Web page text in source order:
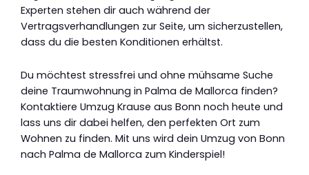
Experten stehen dir auch während der
Vertragsverhandlungen zur Seite, um sicherzustellen,
dass du die besten Konditionen erhältst.
Du möchtest stressfrei und ohne mühsame Suche
deine Traumwohnung in Palma de Mallorca finden?
Kontaktiere Umzug Krause aus Bonn noch heute und
lass uns dir dabei helfen, den perfekten Ort zum
Wohnen zu finden. Mit uns wird dein Umzug von Bonn
nach Palma de Mallorca zum Kinderspiel!